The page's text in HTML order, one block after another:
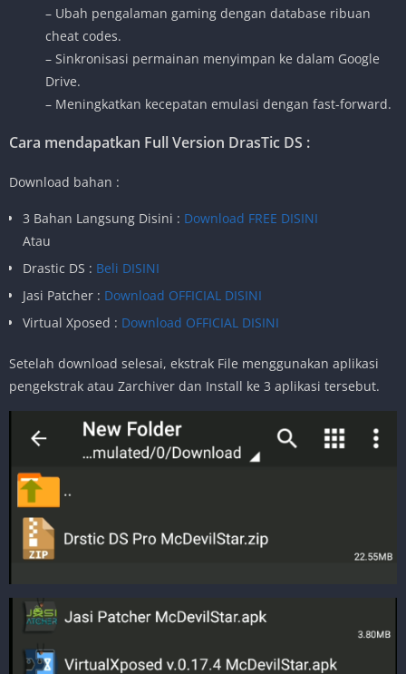
– Ubah pengalaman gaming dengan database ribuan
cheat codes.
– Sinkronisasi permainan menyimpan ke dalam Google
Drive.
– Meningkatkan kecepatan emulasi dengan fast-forward.
Cara mendapatkan Full Version DrasTic DS :
Download bahan :
3 Bahan Langsung Disini : Download FREE DISINI
Atau
Drastic DS : Beli DISINI
Jasi Patcher : Download OFFICIAL DISINI
Virtual Xposed : Download OFFICIAL DISINI
Setelah download selesai, ekstrak File menggunakan aplikasi
pengekstrak atau Zarchiver dan Install ke 3 aplikasi tersebut.